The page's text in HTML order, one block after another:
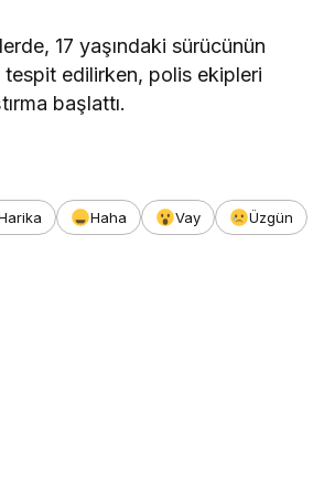
17 yaşındaki sürücünün
edilirken, polis ekipleri
başlattı.
Haha Vay
Üzgün